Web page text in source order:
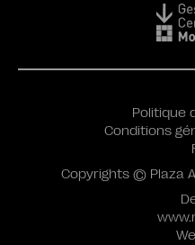
Politique
Conditions
Copyrights © Plaza